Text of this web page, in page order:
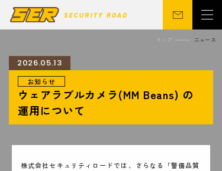
会社概要
関連事業
営業所
ニュース
サステナビリティ
CSR
シニア向け
トップ ニュース
2026.05.13
お知らせ
ウェアラブルカメラ(MM Beans) の
運用について
株式会社セキュリティロードでは、さらなる「警備品質